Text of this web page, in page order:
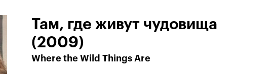
Там, где живут чудовища
(2009)
Where the Wild Things Are